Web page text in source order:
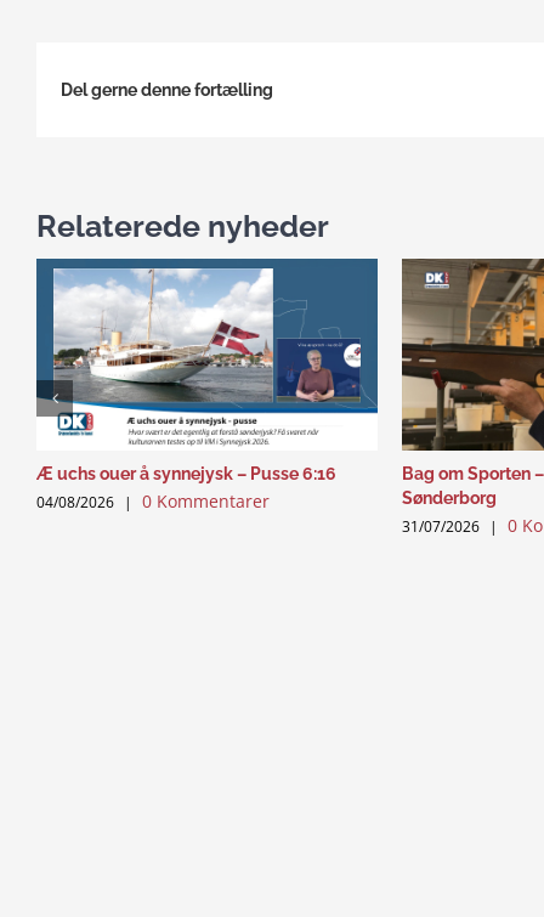
Del gerne denne fortælling
Relaterede nyheder
Æ uchs ouer å synnejysk – Pusse 6:16
04/08/2026 | 0 Kommentarer
Bag om Sporten
Sønderborg
31/07/2026 | 0